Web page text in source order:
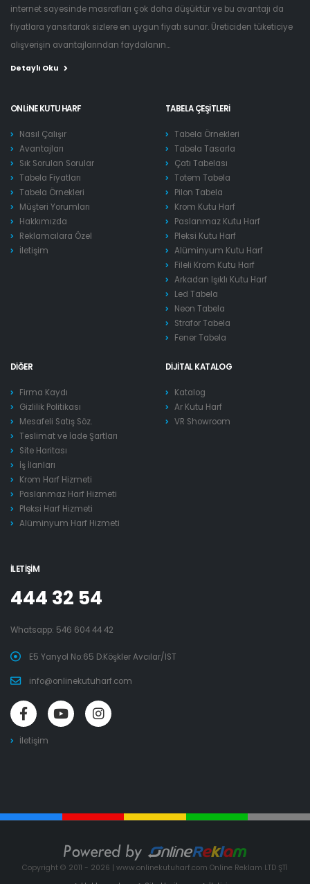
internet sayesinde masrafları çok daha düşüktür ve bu avantajı da
fiyatlara yansıtarak sizlere en uygun fiyatı sunar. Üreticiden tüketiciye
alışverişin avantajlarından faydalanın...
Detaylı Oku
ONLINE KUTU HARF
Nasıl Çalışır
Avantajları
Sık Sorulan Sorular
Tabela Fiyatları
Tabela Örnekleri
Müşteri Yorumları
Hakkımızda
Reklamcılara Özel
İletişim
TABELA ÇEŞITLERI
Tabela Örnekleri
Tabela Tasarla
Çatı Tabelası
Totem Tabela
Pilon Tabela
Krom Kutu Harf
Paslanmaz Kutu Harf
Pleksi Kutu Harf
Alüminyum Kutu Harf
Fileli Krom Kutu Harf
Arkadan Işıklı Kutu Harf
Led Tabela
Neon Tabela
Strafor Tabela
Fener Tabela
DIĞER
Firma Kaydı
Gizlilik Politikası
Mesafeli Satış Söz.
Teslimat ve İade Şartları
Site Haritası
İş İlanları
Krom Harf Hizmeti
Paslanmaz Harf Hizmeti
Pleksi Harf Hizmeti
Alüminyum Harf Hizmeti
DIJITAL KATALOG
Katalog
Ar Kutu Harf
VR Showroom
İLETIŞIM
444 32 54
Whatsapp: 546 604 44 42
E5 Yanyol No:65 D.Köşkler Avcılar/İST
info@onlinekutuharf.com
İletişim
Copyright © 2011 - 2026 | www.onlinekutuharf.com Online Reklam LTD ŞTİ